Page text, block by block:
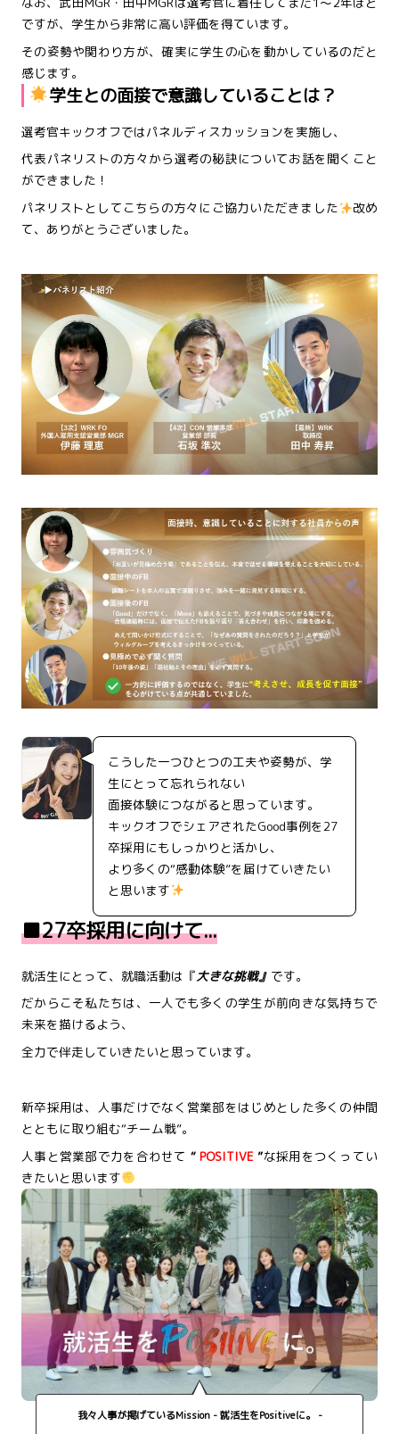
ですが、学生から非常に高い評価を得ています。
その姿勢や関わり方が、確実に学生の心を動かしているのだと
感じます。
学生との面接で意識していることは？
選考官キックオフではパネルディスカッションを実施し、
代表パネリストの方々から選考の秘訣についてお話を聞くこと
ができました！
パネリストとしてこちらの方々にご協力いただきました
改め
て、ありがとうございました。
こうした一つひとつの工夫や姿勢が、学
生にとって忘れられない
面接体験につながると思っています。
キックオフでシェアされたGood事例を27
卒採用にもしっかりと活かし、
より多くの“感動体験”を届けていきたい
と思います
■27卒採用に向けて...
就活生にとって、就職活動は『大きな挑戦』 です。
だからこそ私たちは、一人でも多くの学生が前向きな気持ちで
未来を描けるよう、
全力で伴走していきたいと思っています。
新卒採用は、人事だけでなく営業部をはじめとした多くの仲間
とともに取り組む“チーム戦”。
人事と営業部で力を合わせて “POSITIVE ”な採用をつくってい
きたいと思います
我々人事が掲げているMission - 就活生をPositiveに。 -